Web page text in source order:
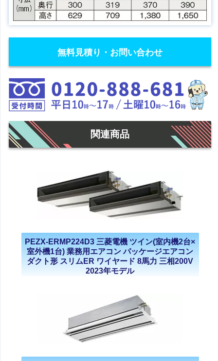
無料見積り・お問い合わせ
関連商品
PEZX-ERMP224D3 三菱電機 ツイン(室内機2台×
室外機1台) 業務用エアコン パッケージエアコン
ダクト形 スリムER ワイヤード 8馬力 三相200V
2023年モデル